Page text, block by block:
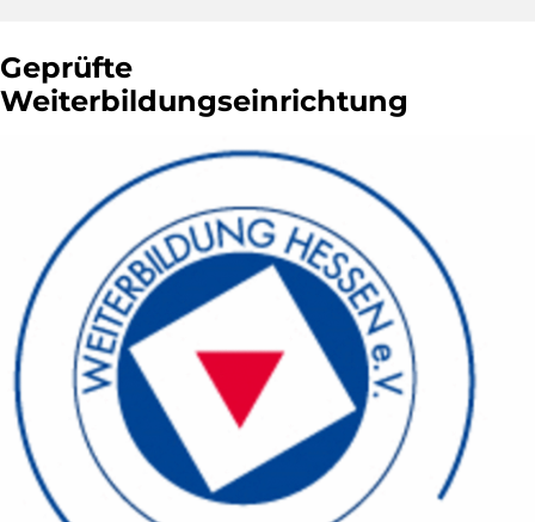
Geprüfte
Weiterbildungseinrichtung